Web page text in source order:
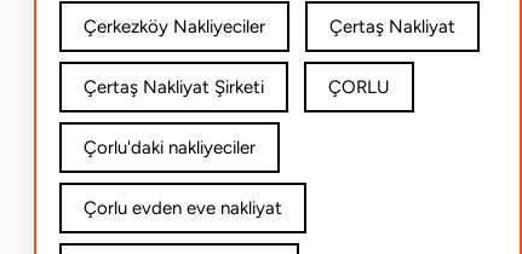
Çerkezköy Nakliyeciler Çertaş Nakliyat
Çertaş Nakliyat Şirketi ÇORLU
Çorlu'daki nakliyeciler
Çorlu evden eve nakliyat